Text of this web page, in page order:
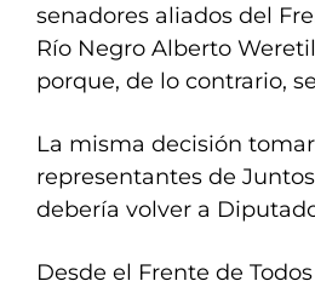
senadores aliados del
Río Negro Alberto
porque, de lo contrario,
La misma decisión
representantes de
debería volver a
Desde el Frente de